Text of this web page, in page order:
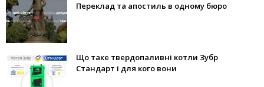
Переклад та апостиль в одному бюро
Що таке твердопаливні котли Зубр
Стандарт і для кого вони